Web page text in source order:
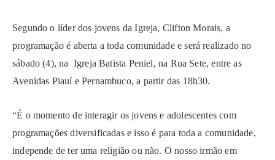
Segundo o líder dos jovens da Igreja, Clifton Morais, a
programação é aberta a toda comunidade e será realizado no
sábado (4), na Igreja Batista Peniel, na Rua Sete, entre as
Avenidas Piauí e Pernambuco, a partir das 18h30.
“É o momento de interagir os jovens e adolescentes com
programações diversificadas e isso é para toda a comunidade,
independe de ter uma religião ou não. O nosso irmão em